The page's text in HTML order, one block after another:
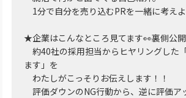
1分で自分を売り込むPRを一緒に考えよ
★企業はこんなところ見てます👀裏側公開
約40社の採用担当からヒヤリングした
ます」を
わたしがこっそりお伝えします！！
評価ダウンのNG行動から、逆に評価ア